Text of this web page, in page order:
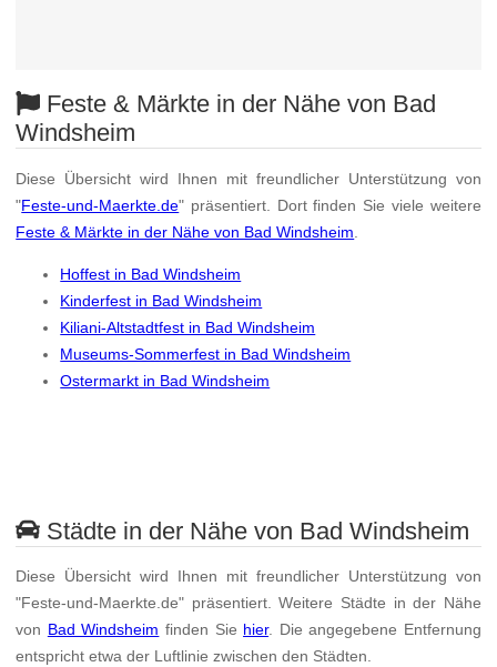
Feste & Märkte in der Nähe von Bad
Windsheim
Diese Übersicht wird Ihnen mit freundlicher Unterstützung von
"Feste-und-Maerkte.de" präsentiert. Dort finden Sie viele weitere
Feste & Märkte in der Nähe von Bad Windsheim
Hoffest in Bad Windsheim
Kinderfest in Bad Windsheim
Kiliani-Altstadtfest in Bad Windsheim
Museums-Sommerfest in Bad Windsheim
Ostermarkt in Bad Windsheim
Städte in der Nähe von Bad Windsheim
Diese Übersicht wird Ihnen mit freundlicher Unterstützung von
"Feste-und-Maerkte.de" präsentiert. Weitere Städte in der Nähe
von Bad Windsheim finden Sie hier. Die angegebene Entfernung
entspricht etwa der Luftlinie zwischen den Städten.